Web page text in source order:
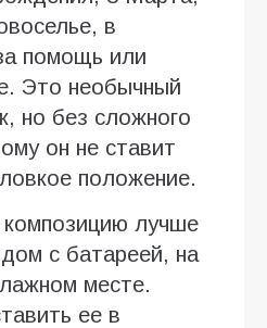
в
помощь или
Это необычный
но без сложного
он не ставит
положение.
композицию лучше
с батареей, на
месте.
ее в